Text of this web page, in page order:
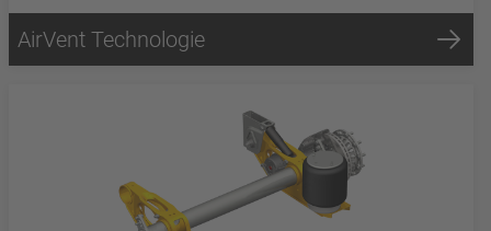
AirVent Technologie